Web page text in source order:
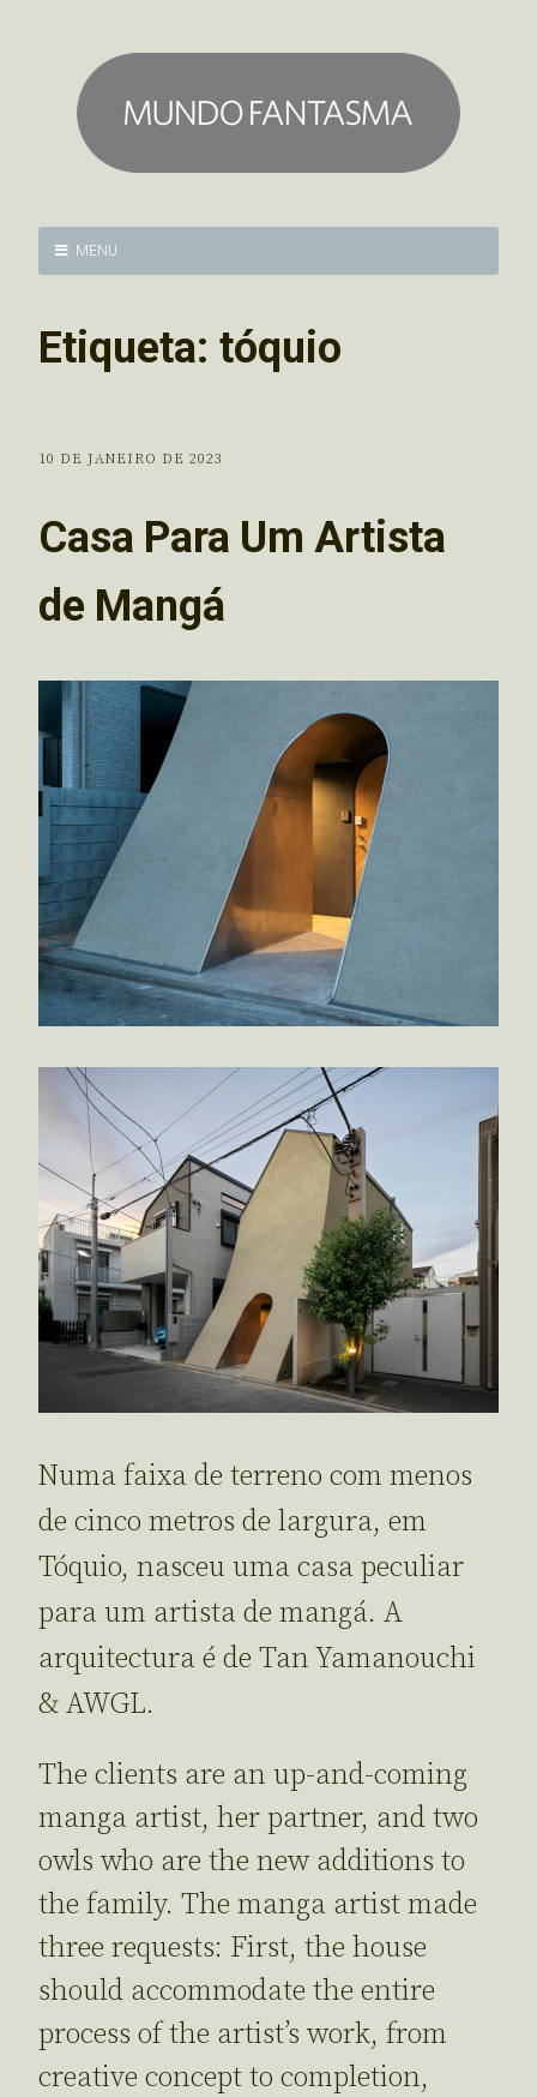
MENU
Etiqueta: tóquio
10 DE JANEIRO DE 2023
Casa Para Um Artista
de Mangá
Numa faixa de terreno com menos
de cinco metros de largura, em
Tóquio, nasceu uma casa peculiar
para um artista de mangá. A
arquitectura é de Tan Yamanouchi
& AWGL.
The clients are an up-and-coming
manga artist, her partner, and two
owls who are the new additions to
the family. The manga artist made
three requests: First, the house
should accommodate the entire
process of the artist’s work, from
creative concept to completion,